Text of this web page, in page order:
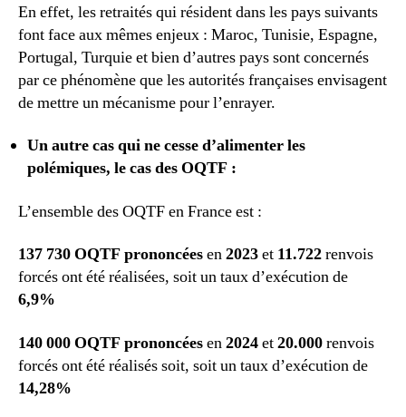
En effet, les retraités qui résident dans les pays suivants
font face aux mêmes enjeux : Maroc, Tunisie, Espagne,
Portugal, Turquie et bien d’autres pays sont concernés
par ce phénomène que les autorités françaises envisagent
de mettre un mécanisme pour l’enrayer.
Un autre cas qui ne cesse d’alimenter les
polémiques, le cas desOQTF :
L’ensemble des OQTF en France est :
137 730 OQTF prononcéesen2023et 11.722renvois
forcés ont été réalisées, soit un taux d’exécution de
6,9%
140 000 OQTFprononcéesen2024et20.000renvois
forcés ont été réalisés soit, soit un taux d’exécution de
14,28%